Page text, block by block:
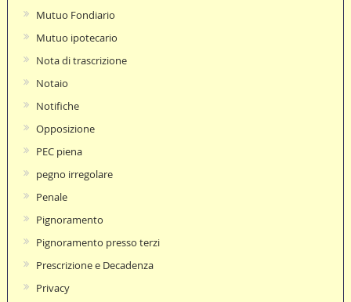
Mutuo Fondiario
Mutuo ipotecario
Nota di trascrizione
Notaio
Notifiche
Opposizione
PEC piena
pegno irregolare
Penale
Pignoramento
Pignoramento presso terzi
Prescrizione e Decadenza
Privacy